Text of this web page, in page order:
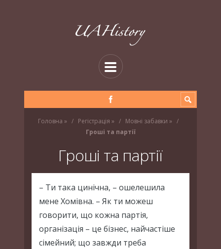
Головна » Регістрація » Мовні забавки »
Гроші та партії
Гроші та партії
– Ти така цинічна, – ошелешила
мене Хомівна. – Як ти можеш
говорити, що кожна партія,
організація – це бізнес, найчастіше
сімейний; що завжди треба